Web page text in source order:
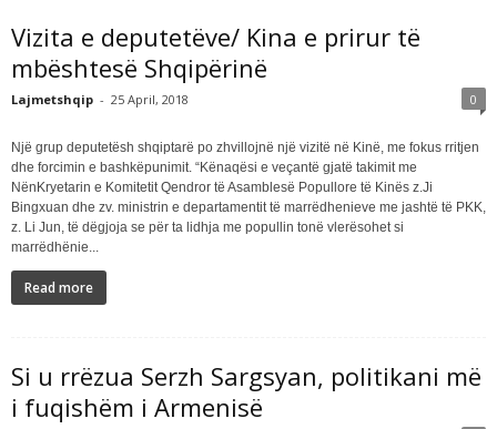
Vizita e deputetëve/ Kina e prirur të
mbështesë Shqipërinë
Lajmetshqip - 25 April, 2018 0
Një grup deputetësh shqiptarë po zhvillojnë një vizitë në Kinë, me fokus rritjen
dhe forcimin e bashkëpunimit. “Kënaqësi e veçantë gjatë takimit me
NënKryetarin e Komitetit Qendror të Asamblesë Popullore të Kinës z.Ji
Bingxuan dhe zv. ministrin e departamentit të marrëdhenieve me jashtë të PKK,
z. Li Jun, të dëgjoja se për ta lidhja me popullin tonë vlerësohet si
marrëdhënie...
Read more
Si u rrëzua Serzh Sargsyan, politikani më
i fuqishëm i Armenisë